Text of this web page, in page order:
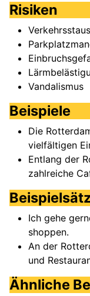
Risiken
Verkehrsstaus
Vandalismus
Beispiele
Die
vielfältigen
Entlang der
zahlreiche
Ich gehe
shoppen.
An der
und
Ähnliche